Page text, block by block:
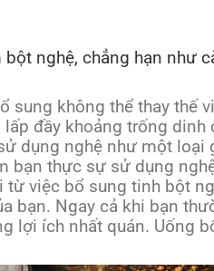
nghệ, chẳng hạn như
sung không thể thay
đầy khoảng trống
dụng nghệ như một
bạn thực sự sử dụng
việc bổ sung tinh bột
bạn. Ngay cả khi bạn
lợi ích nhất quán. Uống